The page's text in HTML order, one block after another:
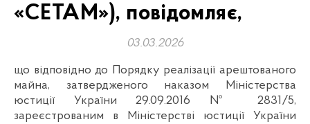
«СЕТАМ»), повідомляє,
03.03.2026
що відповідно до Порядку реалізації арештованого
майна, затвердженого наказом Міністерства
юстиції України 29.09.2016 № 2831/5,
зареєстрованим в Міністерстві юстиції України